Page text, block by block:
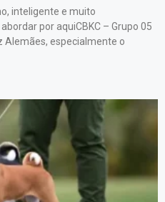
inteligente e muito
por aquiCBKC – Grupo 05
Alemães, especialmente o